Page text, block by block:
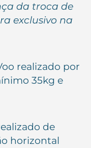
da troca de
exclusivo na
realizado por
35kg e
de
horizontal